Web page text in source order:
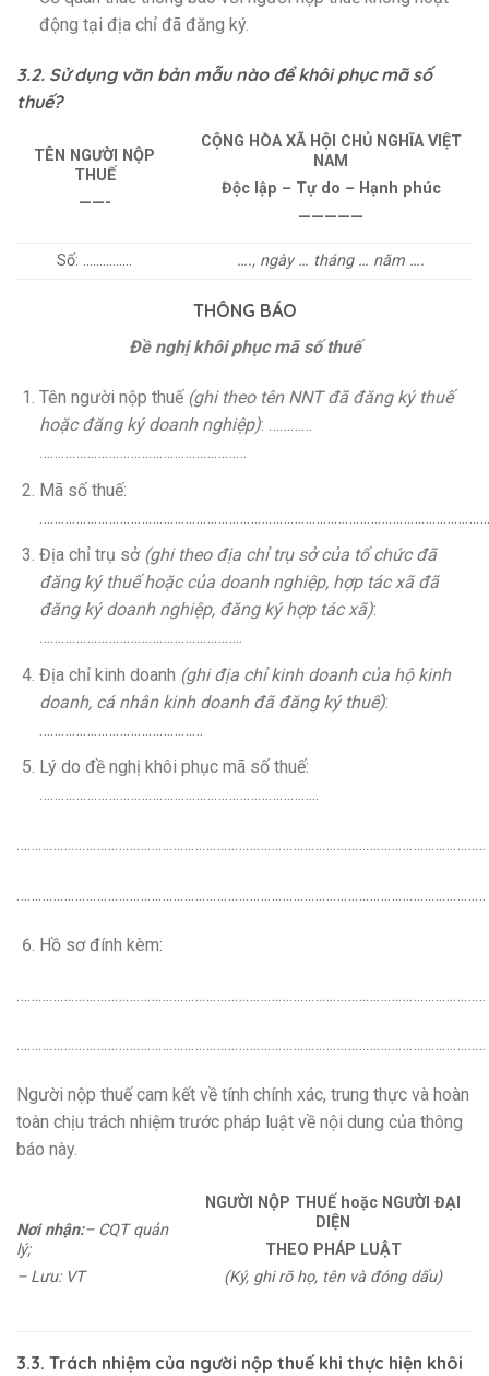
động tại địa chỉ đã đăng ký.
3.2. Sử dụng văn bản mẫu nào để khôi phục mã số
thuế?
TÊN NGƯỜI NỘP
THUẾ
——-
CỘNG HÒA XÃ HỘI CHỦ NGHĨA VIỆT
NAM
Độc lập – Tự do – Hạnh phúc
—————
Số: …………… …., ngày … tháng … năm ….
THÔNG BÁO
Đề nghị khôi phục mã số thuế
Tên người nộp thuế (ghi theo tên NNT đã đăng ký thuế
hoặc đăng ký doanh nghiệp): …………
…………………………………………………
Mã số thuế:
Địa chỉ trụ sở (ghi theo địa chỉ trụ sở của tổ chức đã
đăng ký thuế hoặc của doanh nghiệp, hợp tác xã đã
đăng ký doanh nghiệp, đăng ký hợp tác xã):
………………………………………………..
Địa chỉ kinh doanh (ghi địa chỉ kinh doanh của hộ kinh
doanh, cá nhân kinh doanh đã đăng ký thuế):
………………………………………
Lý do đề nghị khôi phục mã số thuế:
…………………………………………………………………..
…………………………………………………………………………………………………………………
…………………………………………………………………………………………………………………
Hồ sơ đính kèm:
…………………………………………………………………………………………………………………
Người nộp thuế cam kết về tính chính xác, trung thực và hoàn
toàn chịu trách nhiệm trước pháp luật về nội dung của thông
báo này.
Nơi nhận:– CQT quản
lý;
– Lưu: VT
NGƯỜI NỘP THUẾ hoặc NGƯỜI ĐẠI
DIỆN
THEO PHÁP LUẬT
(Ký, ghi rõ họ, tên và đóng dấu)
3.3. Trách nhiệm của người nộp thuế khi thực hiện khôi